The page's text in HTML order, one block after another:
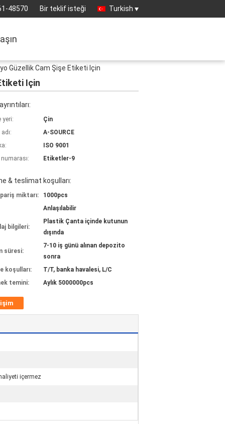
48570 Bir teklif isteği Turkish
Güzellik Cam Şişe Etiketi Için
Için
yeri:
Çin
A-SOURCE
ISO 9001
Etiketler-9
& teslimat koşulları:
miktarı:
1000pcs
Anlaşılabilir
bilgileri:
Plastik Çanta içinde kutunun
dışında
süresi:
7-10 iş günü alınan depozito
sonra
koşulları:
T/T, banka havalesi, L/C
temini:
Aylık 5000000pcs
içermez